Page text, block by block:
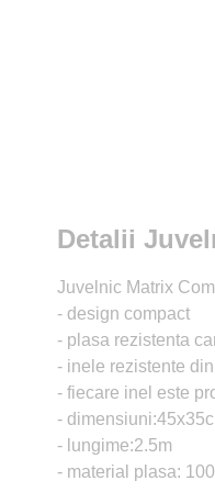
Detalii
Juvelnic Matrix
- design compact
- plasa rezistenta
- inele rezistente
- fiecare inel este
-
- lungime:2.5m
- material plasa: